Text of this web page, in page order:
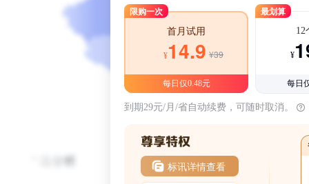
限购一次
首月试用
¥14.9 ¥39
每日仅0.48元
最划算
12
¥
每日
到期29元/月/省自动续费，可随时取消。
标讯详情查看